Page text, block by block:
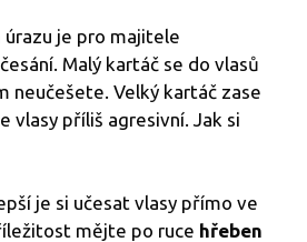
úrazu je pro majitele
Malý kartáč se do vlasů
neučešete. Velký kartáč zase
vlasy příliš agresivní. Jak si
je si učesat vlasy přímo ve
mějte po ruce hřeben